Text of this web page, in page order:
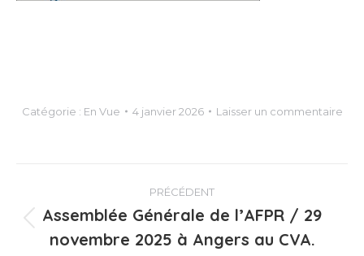
Catégorie : En Vue 4 janvier 2026 Laisser un commentaire
Navigation
article
PRÉCÉDENT
précédent
Assemblée Générale de l’AFPR / 29
novembre 2025 à Angers au CVA.